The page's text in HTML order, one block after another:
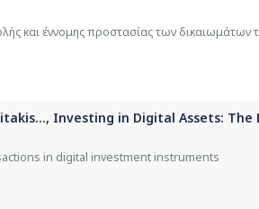
και έννομης προστασίας των δικαιωμάτων
Investing in Digital Assets: The
in digital investment instruments